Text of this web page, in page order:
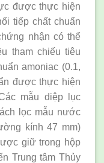
được thực hiện
tiếp chất chuẩn
nhận có thể
tham chiếu tiêu
amoniac (0.1,
được thực hiện
mẫu diệp lục
lọc mẫu nước
kính 47 mm)
giữ trong hộp
Trung tâm Thủy